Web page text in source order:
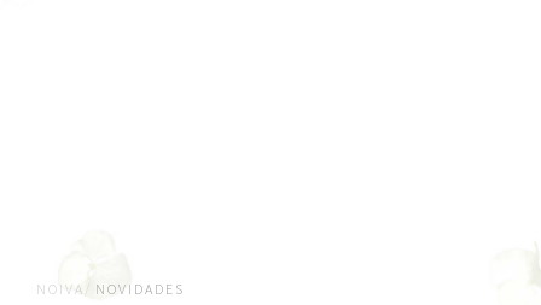
NOIVA/ NOVIDADES